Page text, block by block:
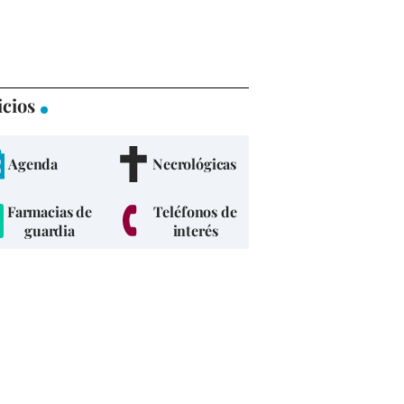
Agenda Necrológicas
Farmacias de
guardia
Teléfonos de
interés